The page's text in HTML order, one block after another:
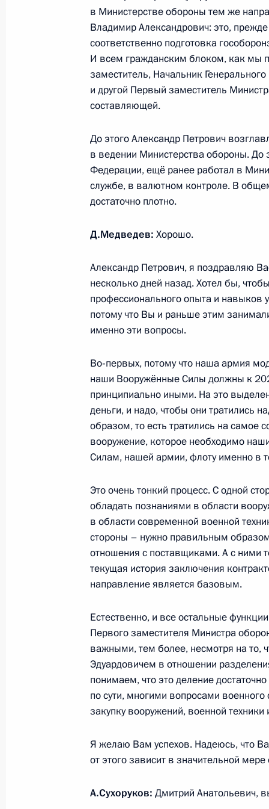
Совета Безопасности
31 октября 2011 года, 18:00
Рабочая встреча с Министром
24 октября 2011 года, 16:30
Об исполнении пункта 4 перечня
работы мобильной приёмной
области
Об исполнении поручения
и реализации комплекса мер по
высвобождаемых сотрудников
военнослужащих
Встреча с участниками российско-
сотрудничества по вопросам
О ходе исполнения поручения
по итогам работы мобильной
в Астраханской области
6 сентября 2011 года, 18:50
и Первым замминистра обороны
1 сентября 2011 года, 14:00
Президент проинформирован об
«Булава»
нормативных параметров
в Министерстве обороны тем же
Владимир Александрович: это,
соответственно подготовка
И всем гражданским блоком, как мы
заместитель, Начальник
и другой Первый заместитель
составляющей.
До этого Александр Петрович
в ведении Министерства обороны. До
Федерации, ещё ранее работал в
службе, в валютном контроле. В
достаточно плотно.
Д.Медведев: Хорошо.
Александр Петрович, я поздравляю
несколько дней назад. Хотел бы,
профессионального опыта и навыков
потому что Вы и раньше этим
именно эти вопросы.
Во‑первых, потому что наша армия
наши Вооружённые Силы должны к
принципиально иными. На это
деньги, и надо, чтобы они тратились
образом, то есть тратились на самое
вооружение, которое необходимо
Силам, нашей армии, флоту именно в
Это очень тонкий процесс. С одной
обладать познаниями в области
в области современной военной
стороны – нужно правильным
отношения с поставщиками. А с ними
текущая история заключения
направление является базовым.
Естественно, и все остальные
Первого заместителя Министра
важными, тем более, несмотря на то,
Эдуардовичем в отношении
понимаем, что это деление
по сути, многими вопросами военного
закупку вооружений, военной
Я желаю Вам успехов. Надеюсь, что
от этого зависит в значительной
А.Сухоруков: Дмитрий Анатольевич,